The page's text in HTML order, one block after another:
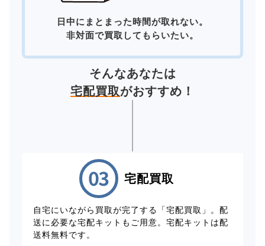
日中にまとまった時間が取れない。
非対面で買取してもらいたい。
そんなあなたは
宅配買取がおすすめ！
宅配買取
自宅にいながら買取が完了する「宅配買取」。配
送に必要な宅配キットもご用意。宅配キットは配
送料無料です。